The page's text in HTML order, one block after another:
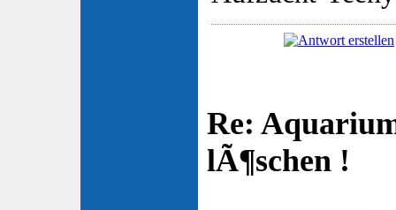
Re:
lÃ¶schen !